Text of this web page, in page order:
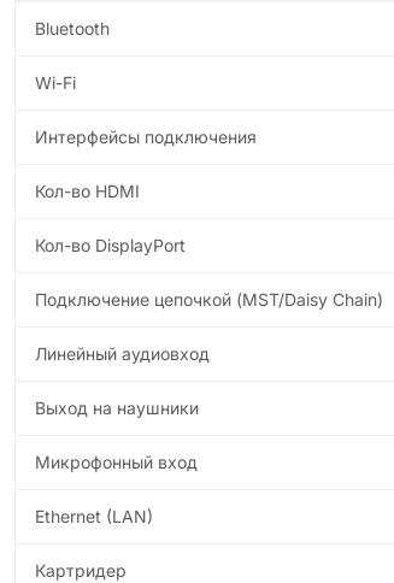
Bluetooth
Wi-Fi
Интерфейсы подключения
Кол-во HDMI
Кол-во DisplayPort
Подключение цепочкой (MST/Daisy Chain)
Линейный аудиовход
Выход на наушники
Микрофонный вход
Ethernet (LAN)
Картридер